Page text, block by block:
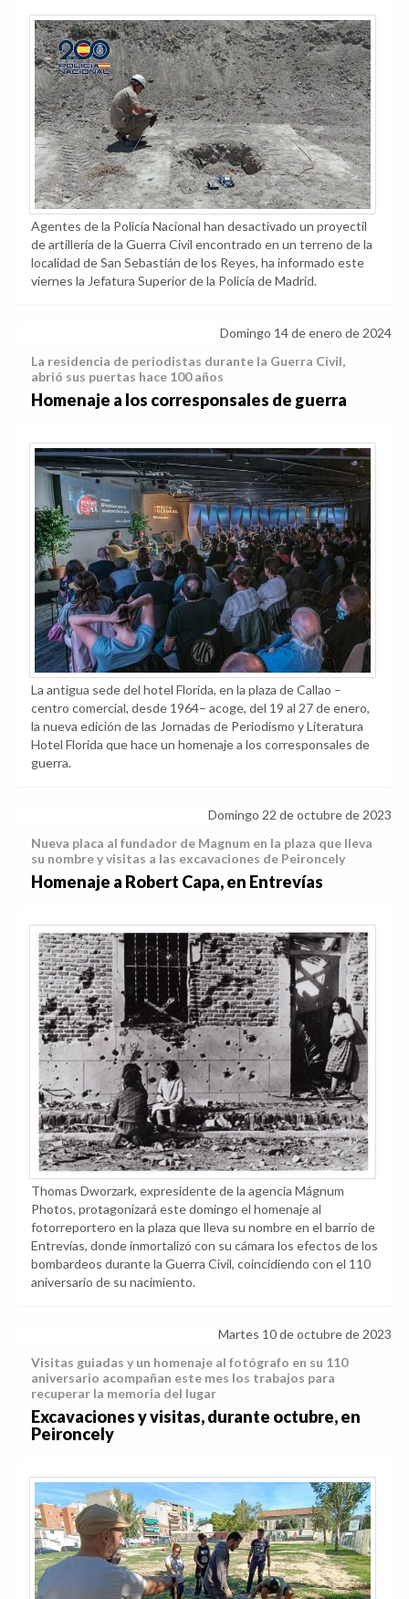
Agentes de la Policía Nacional han desactivado un proyectil
de artillería de la Guerra Civil encontrado en un terreno de la
localidad de San Sebastián de los Reyes, ha informado este
viernes la Jefatura Superior de la Policía de Madrid.
Domingo 14 de enero de 2024
La residencia de periodistas durante la Guerra Civil,
abrió sus puertas hace 100 años
Homenaje a los corresponsales de guerra
La antigua sede del hotel Florida, en la plaza de Callao –
centro comercial, desde 1964– acoge, del 19 al 27 de enero,
la nueva edición de las Jornadas de Periodismo y Literatura
Hotel Florida que hace un homenaje a los corresponsales de
guerra.
Domingo 22 de octubre de 2023
Nueva placa al fundador de Magnum en la plaza que lleva
su nombre y visitas a las excavaciones de Peironcely
Homenaje a Robert Capa, en Entrevías
Thomas Dworzark, expresidente de la agencia Mágnum
Photos, protagonizará este domingo el homenaje al
fotorreportero en la plaza que lleva su nombre en el barrio de
Entrevías, donde inmortalizó con su cámara los efectos de los
bombardeos durante la Guerra Civil, coincidiendo con el 110
aniversario de su nacimiento.
Martes 10 de octubre de 2023
Visitas guiadas y un homenaje al fotógrafo en su 110
aniversario acompañan este mes los trabajos para
recuperar la memoria del lugar
Excavaciones y visitas, durante octubre, en
Peironcely